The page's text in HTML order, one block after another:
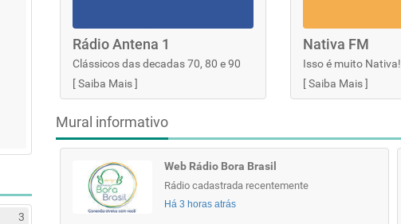
3
Rádio Antena 1
Clássicos das decadas 70, 80 e 90
[Saiba Mais]
Nativa FM
Isso é muito Nativa!
[Saiba Mais]
Mural informativo
Web Rádio Bora Brasil
Rádio cadastrada recentemente
Há 3 horas atrás